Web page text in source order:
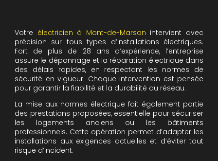
Votre électricien à Mont-de-Marsan intervient avec
précision sur tous types d’installations électriques.
Fort de plus de 28 ans d’expérience, l’entreprise
assure le dépannage et la réparation électrique dans
des délais rapides, en respectant les normes de
sécurité en vigueur. Chaque intervention est pensée
pour garantir la fiabilité et la durabilité du réseau.
La mise aux normes électrique fait également partie
des prestations proposées, essentielle pour sécuriser
les logements anciens ou les bâtiments
professionnels. Cette opération permet d’adapter les
installations aux exigences actuelles et d’éviter tout
risque d’incident.